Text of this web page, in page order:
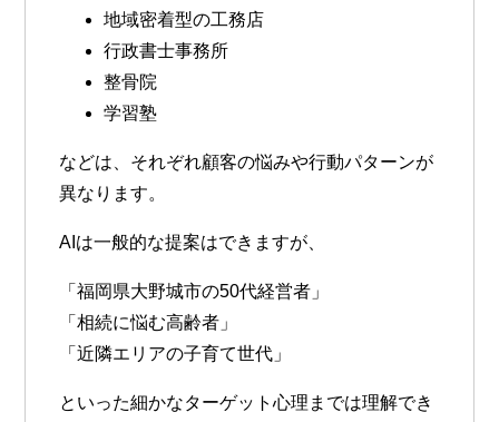
地域密着型の工務店
行政書士事務所
整骨院
学習塾
などは、それぞれ顧客の悩みや行動パターンが
異なります。
AIは一般的な提案はできますが、
「福岡県大野城市の50代経営者」
「相続に悩む高齢者」
「近隣エリアの子育て世代」
といった細かなターゲット心理までは理解でき